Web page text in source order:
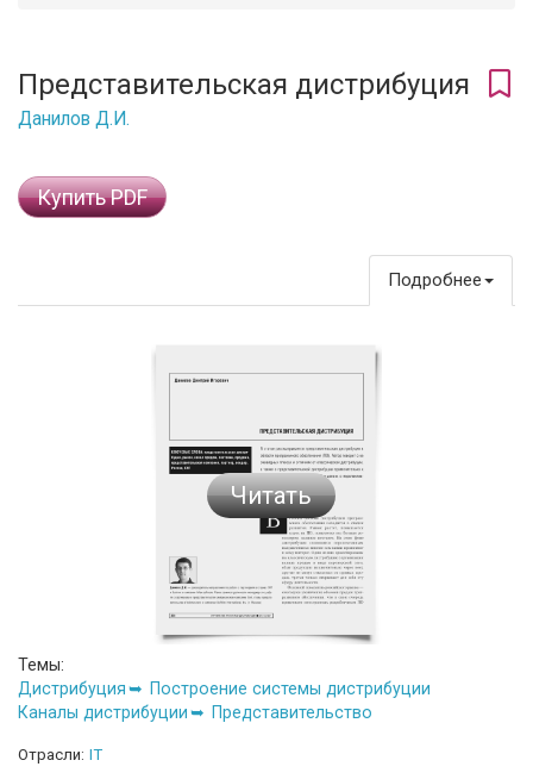
Представительская дистрибуция
Данилов Д.И.
Купить PDF
Подробнее
Читать
Темы:
Дистрибуция
Построение системы дистрибуции
Каналы дистрибуции
Представительство
Отрасли: IT